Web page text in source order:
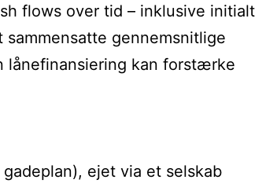
flows over tid – inklusive initialt
gennemsnitlige
lånefinansiering kan forstærke
ejet via et selskab